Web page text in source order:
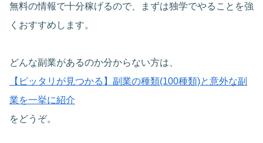
無料の情報で十分稼げるので、まずは独学でやることを強
くおすすめします。
どんな副業があるのか分からない方は、
【ピッタリが見つかる】副業の種類(100種類)と意外な副
業を一挙に紹介
をどうぞ。